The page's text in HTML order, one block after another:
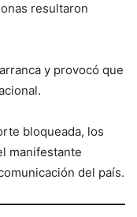
resultaron
y provocó que
bloqueada, los
manifestante
del país.